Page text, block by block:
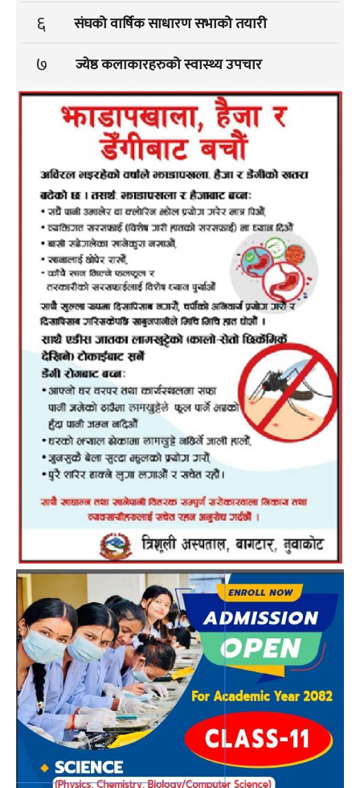
६ संघको वार्षिक साधारण सभाको तयारी
७ ज्येष्ठ कलाकारहरुको स्वास्थ्य उपचार